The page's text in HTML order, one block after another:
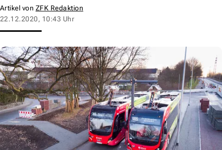
Artikel von ZFK Redaktion
22.12.2020, 10:43 Uhr